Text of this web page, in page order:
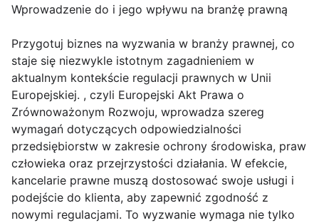
Wprowadzenie do i jego wpływu na branżę prawną
Przygotuj biznes na wyzwania w branży prawnej, co
staje się niezwykle istotnym zagadnieniem w
aktualnym kontekście regulacji prawnych w Unii
Europejskiej. , czyli Europejski Akt Prawa o
Zrównoważonym Rozwoju, wprowadza szereg
wymagań dotyczących odpowiedzialności
przedsiębiorstw w zakresie ochrony środowiska, praw
człowieka oraz przejrzystości działania. W efekcie,
kancelarie prawne muszą dostosować swoje usługi i
podejście do klienta, aby zapewnić zgodność z
nowymi regulacjami. To wyzwanie wymaga nie tylko